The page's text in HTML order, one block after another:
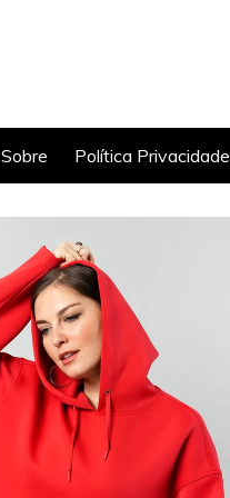
Sobre Política Privacidade